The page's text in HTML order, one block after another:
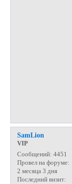
SamLion
VIP
Сообщений: 4451
Провел на форуме:
2 месяца 3 дня
Последний визит: